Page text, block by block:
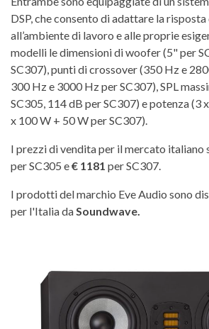
DSP, che consento di adattare la
all’ambiente di lavoro e alle proprie
modelli le dimensioni di woofer (5" per
SC307), punti di crossover (350 Hz e
300 Hz e 3000 Hz per SC307), SPL
SC305, 114 dB per SC307) e potenza (3
x 100 W + 50 W per SC307).
I prezzi di vendita per il mercato italiano
per SC305 e€ 1181 per SC307.
I prodotti del marchio Eve Audio sono
per l'Italia da Soundwave.